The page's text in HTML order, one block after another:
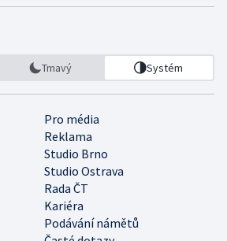
Tmavý Systém
Pro média
Reklama
Studio Brno
Studio Ostrava
Rada ČT
Kariéra
Podávání námětů